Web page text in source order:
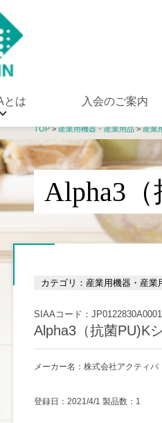
とは 入会のご案内
TOP>産業用機器・産業用品>産業
Alpha3
カテゴリ：産業用機器・産業
SIAAコード：
Alpha3（抗菌PU)K
メーカー名：株式会社アクティバ
登録日：2021/4/1 製品数：1